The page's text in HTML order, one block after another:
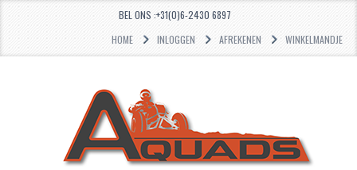
BEL ONS :+31(0)6-2430 6897
HOME
INLOGGEN AFREKENEN WINKELMANDJE